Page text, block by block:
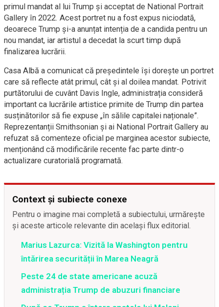
primul mandat al lui Trump și acceptat de National Portrait
Gallery în 2022. Acest portret nu a fost expus niciodată,
deoarece Trump și-a anunțat intenția de a candida pentru un
nou mandat, iar artistul a decedat la scurt timp după
finalizarea lucrării.
Casa Albă a comunicat că președintele își dorește un portret
care să reflecte atât primul, cât și al doilea mandat. Potrivit
purtătorului de cuvânt Davis Ingle, administrația consideră
important ca lucrările artistice primite de Trump din partea
susținătorilor să fie expuse „în sălile capitalei naționale”.
Reprezentanții Smithsonian și ai National Portrait Gallery au
refuzat să comenteze oficial pe marginea acestor subiecte,
menționând că modificările recente fac parte dintr-o
actualizare curatorială programată.
Context și subiecte conexe
Pentru o imagine mai completă a subiectului, urmărește
și aceste articole relevante din același flux editorial.
Marius Lazurca: Vizită la Washington pentru
întărirea securității în Marea Neagră
Peste 24 de state americane acuză
administrația Trump de abuzuri financiare